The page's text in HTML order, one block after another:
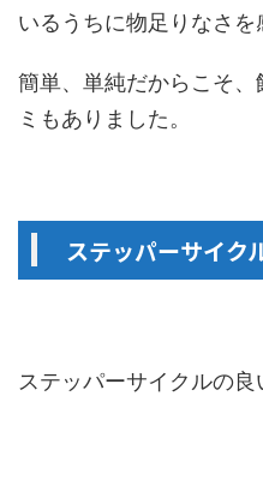
いるうちに物足りなさを
簡単、単純だからこそ
ミもありました。
ステッパーサイク
ステッパーサイクルの良